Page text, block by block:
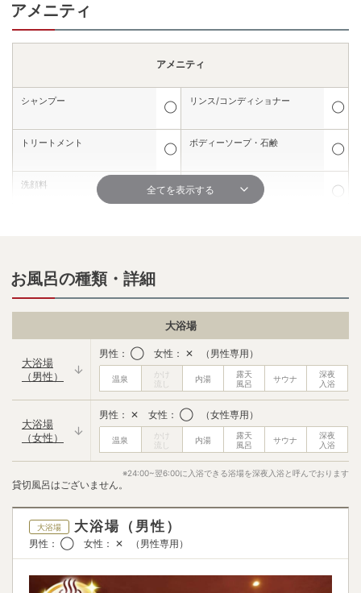
アメニティ
アメニティ
シャンプー
◯
リンス/コンディショナー
◯
トリートメント
◯
ボディーソープ・石鹸
◯
洗顔料
✕
髭剃り
◯
保湿液・乳液
シャワーキャップ コットン
✕
ドライヤー
✕
綿棒
◯
歯ブラシ
◯
フェイスタオル
✕
バスタオル 飲み物サービス
ベビーベッド
✕
全てを表示する
お風呂の種類・詳細
大浴場
大浴場
（男性）
男性： ◯ 女性： ✕ （男性専用）
大浴場
（女性）
男性： ✕ 女性： ◯ （女性専用）
※24:00~翌6:00に入浴できる浴場を深夜入浴と呼んでおります
貸切風呂はございません。
大浴場 大浴場（男性）
男性： ◯ 女性： ✕ （男性専用）